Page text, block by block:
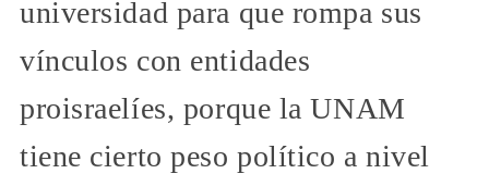
universidad para que rompa sus
vínculos con entidades
proisraelíes, porque la UNAM
tiene cierto peso político a nivel